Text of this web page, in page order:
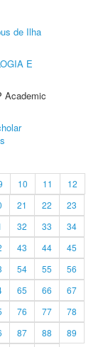
de Ilha
E
Academic
10 11
12
21 22
23
32 33
34
43 44
45
54 55
56
65 66
67
76 77
78
87 88
89